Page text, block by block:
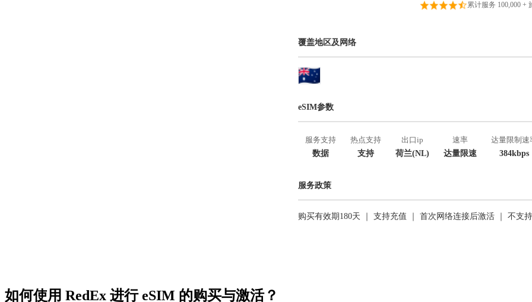
累计服务 100,000 +
覆盖地区及网络
eSIM参数
服务支持
数据
热点支持
支持
出口ip
荷兰(NL)
速率
达量限速
达量限制速
384kbps
服务政策
购买有效期180天 ｜ 支持充值 ｜ 首次网络连接后激活 ｜ 不支
如何使用 RedEx 进行 eSIM 的购买与激活？